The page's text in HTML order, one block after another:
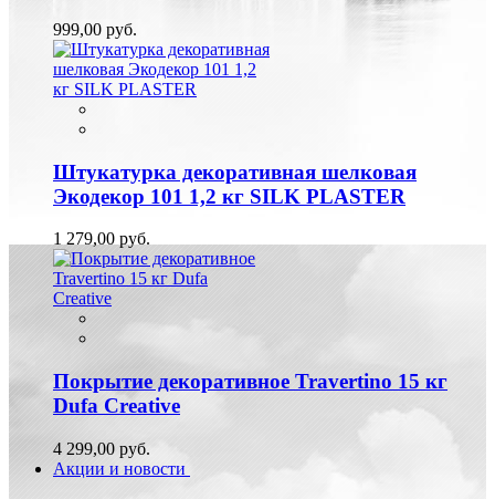
999,00 руб.
Штукатурка декоративная шелковая
Экодекор 101 1,2 кг SILK PLASTER
1 279,00 руб.
Покрытие декоративное Travertino 15 кг
Dufa Creative
4 299,00 руб.
Акции и новости